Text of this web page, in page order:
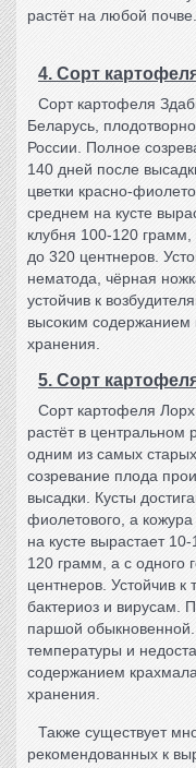
растёт на любой почве.
4. Сорт
Сорт картофеля
Беларусь,
России. Полное
140 дней после
цветки красно-
среднем на кусте
клубня 100-120 грамм,
до 320 центнеров.
нематода, чёрная
устойчив к
высоким содержанием
хранения.
5. Сорт
Сорт картофеля Лорх
растёт в центральном
одним из самых
созревание плода
высадки. Кусты
фиолетового, а
на кусте вырастает
120 грамм, а с одного
центнеров. Устойчив
бактериоз и вирусам.
паршой
температуры и
содержанием
хранения.
Также существует
рекомендованных к